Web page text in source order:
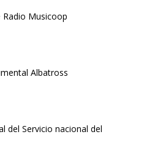
Radio Musicoop
Albatross
del Servicio nacional del